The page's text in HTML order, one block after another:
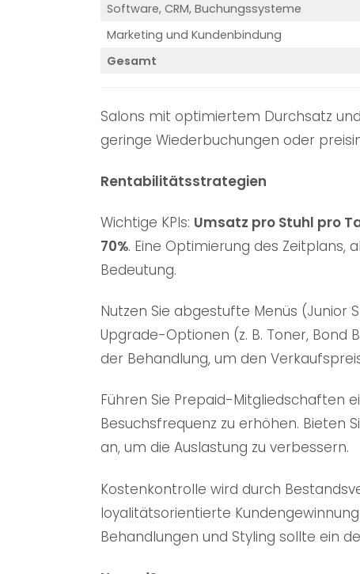
Software, CRM, Buchungssysteme
Marketing und Kundenbindung
Gesamt
Salons mit optimiertem Durchsatz
geringe Wiederbuchungen oder
Rentabilitätsstrategien
Wichtige KPIs: Umsatz pro Stuhl pro
70%. Eine Optimierung des
Bedeutung.
Nutzen Sie abgestufte Menüs (Junior
Upgrade-Optionen (z. B. Toner, Bond
der Behandlung, um den
Führen Sie Prepaid-Mitgliedschaften
Besuchsfrequenz zu erhöhen. Bieten
an, um die Auslastung zu verbessern.
Kostenkontrolle wird durch
loyalitätsorientierte
Behandlungen und Styling sollte ein